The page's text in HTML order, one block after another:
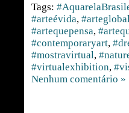
Tags:
#arteévida,
#artequepensa,
#contemporaryart,
#mostravirtual,
#virtualexhibition,
Nenhum comentário »